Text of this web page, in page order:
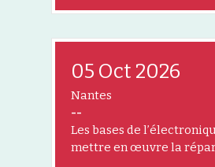
05 Oct 2026
Nantes
--
Les bases de
mettre en œuvre la